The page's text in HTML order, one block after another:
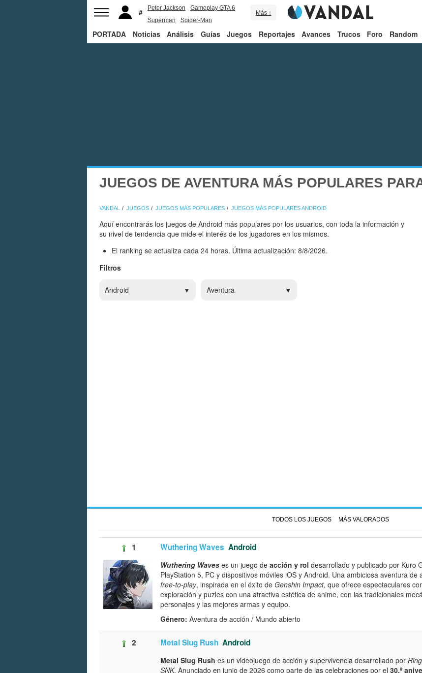
Peter Jackson
Gameplay GTA 6
Superman
Spider-Man
Más ↓
PORTADA Noticias Análisis Guías Juegos Reportajes Avances Trucos Foro Random
JUEGOS DE AVENTURA MÁS POPULARES
VANDAL JUEGOS JUEGOS MÁS POPULARES JUEGOS MÁS POPULARES ANDROID
Aquí encontrarás los juegos de Android más populares por los usuarios, con toda la información y
su nivel de tendencia que mide el interés de los jugadores en los mismos.
El ranking se actualiza cada 24 horas. Última actualización: 8/8/2026.
Filtros
Android Aventura
TODOS LOS JUEGOS MÁS VALORADOS
1 Wuthering Waves Android
Wuthering Waves es un juego de acción y rol desarrollado y publicado por Kuro
PlayStation 5, PC y dispositivos móviles iOS y Android. Una ambiciosa aventura de
free-to-play, inspirada en el éxito de Genshin Impact, que ofrece espectaculares
exploración y puzles con una atractiva estética de anime, con las tradicionales
personajes y las mejores armas y equipo.
Género: Aventura de acción / Mundo abierto
2 Metal Slug Rush Android
Metal Slug Rush es un videojuego de acción y supervivencia desarrollado por
SNK. Anunciado en junio de 2026 como parte de las celebraciones por el 30.º